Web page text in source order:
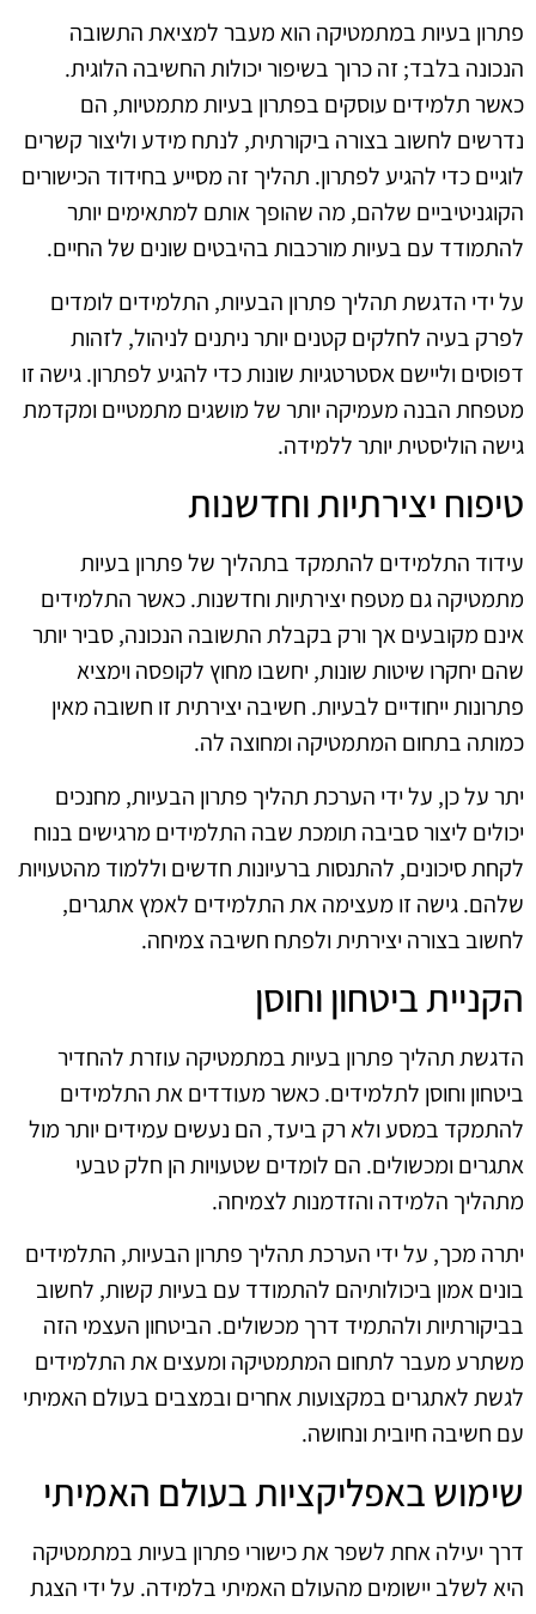
פתרון בעיות במתמטיקה הוא מעבר למציאת התשובה
הנכונה בלבד; זה כרוך בשיפור יכולות החשיבה הלוגית.
כאשר תלמידים עוסקים בפתרון בעיות מתמטיות, הם
נדרשים לחשוב בצורה ביקורתית, לנתח מידע וליצור קשרים
לוגיים כדי להגיע לפתרון. תהליך זה מסייע בחידוד הכישורים
הקוגניטיביים שלהם, מה שהופך אותם למתאימים יותר
להתמודד עם בעיות מורכבות בהיבטים שונים של החיים.
על ידי הדגשת תהליך פתרון הבעיות, התלמידים לומדים
לפרק בעיה לחלקים קטנים יותר ניתנים לניהול, לזהות
דפוסים וליישם אסטרטגיות שונות כדי להגיע לפתרון. גישה זו
מטפחת הבנה מעמיקה יותר של מושגים מתמטיים ומקדמת
גישה הוליסטית יותר ללמידה.
טיפוח יצירתיות וחדשנות
עידוד התלמידים להתמקד בתהליך של פתרון בעיות
מתמטיקה גם מטפח יצירתיות וחדשנות. כאשר התלמידים
אינם מקובעים אך ורק בקבלת התשובה הנכונה, סביר יותר
שהם יחקרו שיטות שונות, יחשבו מחוץ לקופסה וימציא
פתרונות ייחודיים לבעיות. חשיבה יצירתית זו חשובה מאין
כמותה בתחום המתמטיקה ומחוצה לה.
יתר על כן, על ידי הערכת תהליך פתרון הבעיות, מחנכים
יכולים ליצור סביבה תומכת שבה התלמידים מרגישים בנוח
לקחת סיכונים, להתנסות ברעיונות חדשים וללמוד מהטעויות
שלהם. גישה זו מעצימה את התלמידים לאמץ אתגרים,
לחשוב בצורה יצירתית ולפתח חשיבה צמיחה.
הקניית ביטחון וחוסן
הדגשת תהליך פתרון בעיות במתמטיקה עוזרת להחדיר
ביטחון וחוסן לתלמידים. כאשר מעודדים את התלמידים
להתמקד במסע ולא רק ביעד, הם נעשים עמידים יותר מול
אתגרים ומכשולים. הם לומדים שטעויות הן חלק טבעי
מתהליך הלמידה והזדמנות לצמיחה.
יתרה מכך, על ידי הערכת תהליך פתרון הבעיות, התלמידים
בונים אמון ביכולותיהם להתמודד עם בעיות קשות, לחשוב
בביקורתיות ולהתמיד דרך מכשולים. הביטחון העצמי הזה
משתרע מעבר לתחום המתמטיקה ומעצים את התלמידים
לגשת לאתגרים במקצועות אחרים ובמצבים בעולם האמיתי
עם חשיבה חיובית ונחושה.
שימוש באפליקציות בעולם האמיתי
דרך יעילה אחת לשפר את כישורי פתרון בעיות במתמטיקה
היא לשלב יישומים מהעולם האמיתי בלמידה. על ידי הצגת